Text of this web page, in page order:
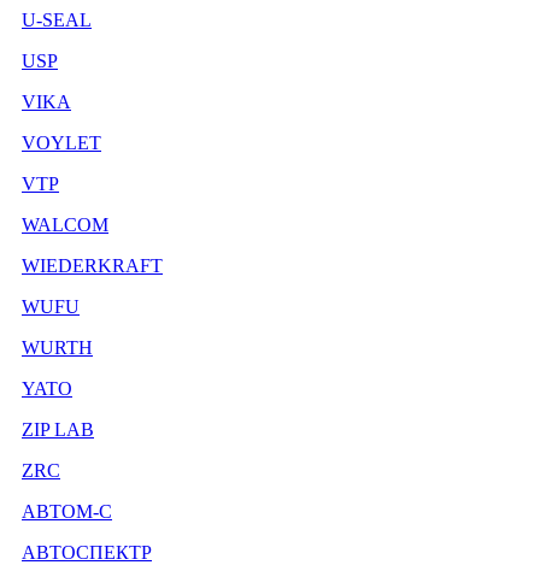
U-SEAL
USP
VIKA
VOYLET
VTP
WALCOM
WIEDERKRAFT
WUFU
WURTH
YATO
ZIP LAB
ZRC
АВТОМ-С
АВТОСПЕКТР